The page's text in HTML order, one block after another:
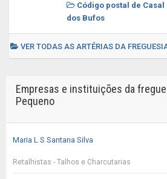
Código postal de Casal
dos Bufos
VER TODAS AS ARTÉRIAS DA
Empresas e instituições da
Pequeno
Maria L S Santana Silva
Retalhistas - Talhos e Charcutarias